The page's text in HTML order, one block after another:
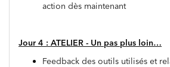
action dès maintenant
Jour 4 : ATELIER - Un pas plus loin…
Feedback des outils utilisés et